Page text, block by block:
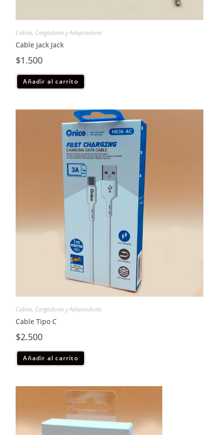
Cables, Cargadores y Adaptadores
Cable Jack Jack
$1.500
Añadir al carrito
Cables, Cargadores y Adaptadores
Cable Tipo C
$2.500
Añadir al carrito